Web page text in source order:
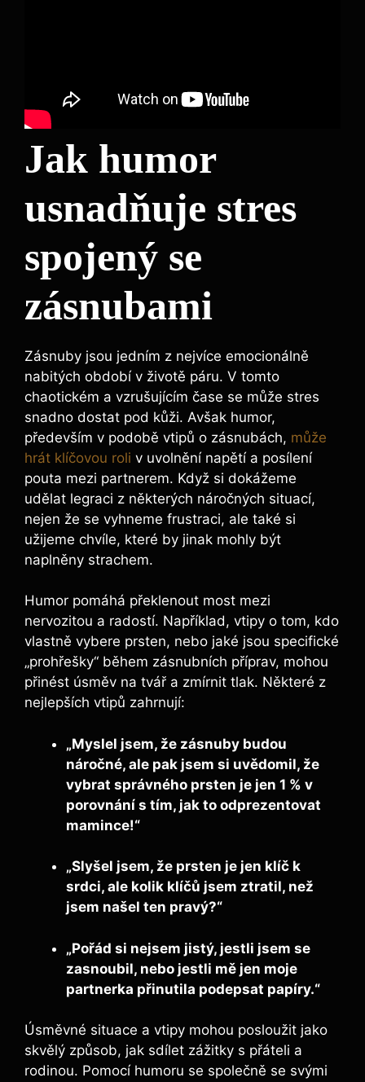
Jak humor
usnadňuje stres
spojený se
zásnubami
Zásnuby jsou jedním z nejvíce emocionálně
nabitých období v životě páru. V tomto
chaotickém a vzrušujícím čase se může stres
snadno dostat pod kůži. Avšak humor,
především v podobě vtipů o zásnubách, může
hrát klíčovou roli v uvolnění napětí a posílení
pouta mezi partnerem. Když si dokážeme
udělat legraci z některých náročných situací,
nejen že se vyhneme frustraci, ale také si
užijeme chvíle, které by jinak mohly být
naplněny strachem.
Humor pomáhá překlenout most mezi
nervozitou a radostí. Například, vtipy o tom, kdo
vlastně vybere prsten, nebo jaké jsou specifické
„prohřešky“ během zásnubních příprav, mohou
přinést úsměv na tvář a zmírnit tlak. Některé z
nejlepších vtipů zahrnují:
„Myslel jsem, že zásnuby budou
náročné, ale pak jsem si uvědomil, že
vybrat správného prsten je jen 1 % v
porovnání s tím, jak to odprezentovat
mamince!“
„Slyšel jsem, že prsten je jen klíč k
srdci, ale kolik klíčů jsem ztratil, než
jsem našel ten pravý?“
„Pořád si nejsem jistý, jestli jsem se
zasnoubil, nebo jestli mě jen moje
partnerka přinutila podepsat papíry.“
Úsměvné situace a vtipy mohou posloužit jako
skvělý způsob, jak sdílet zážitky s přáteli a
rodinou. Pomocí humoru se společně se svými